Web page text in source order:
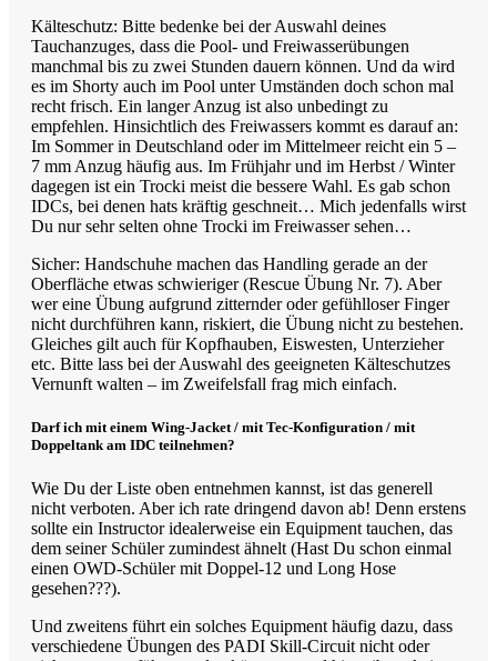
Kälteschutz: Bitte bedenke bei der Auswahl deines
Tauchanzuges, dass die Pool- und Freiwasserübungen
manchmal bis zu zwei Stunden dauern können. Und da wird
es im Shorty auch im Pool unter Umständen doch schon mal
recht frisch. Ein langer Anzug ist also unbedingt zu
empfehlen. Hinsichtlich des Freiwassers kommt es darauf an:
Im Sommer in Deutschland oder im Mittelmeer reicht ein 5 –
7 mm Anzug häufig aus. Im Frühjahr und im Herbst / Winter
dagegen ist ein Trocki meist die bessere Wahl. Es gab schon
IDCs, bei denen hats kräftig geschneit… Mich jedenfalls wirst
Du nur sehr selten ohne Trocki im Freiwasser sehen…
Sicher: Handschuhe machen das Handling gerade an der
Oberfläche etwas schwieriger (Rescue Übung Nr. 7). Aber
wer eine Übung aufgrund zitternder oder gefühlloser Finger
nicht durchführen kann, riskiert, die Übung nicht zu bestehen.
Gleiches gilt auch für Kopfhauben, Eiswesten, Unterzieher
etc. Bitte lass bei der Auswahl des geeigneten Kälteschutzes
Vernunft walten – im Zweifelsfall frag mich einfach.
Darf ich mit einem Wing-Jacket / mit Tec-Konfiguration / mit
Doppeltank am IDC teilnehmen?
Wie Du der Liste oben entnehmen kannst, ist das generell
nicht verboten. Aber ich rate dringend davon ab! Denn erstens
sollte ein Instructor idealerweise ein Equipment tauchen, das
dem seiner Schüler zumindest ähnelt (Hast Du schon einmal
einen OWD-Schüler mit Doppel-12 und Long Hose
gesehen???).
Und zweitens führt ein solches Equipment häufig dazu, dass
verschiedene Übungen des PADI Skill-Circuit nicht oder